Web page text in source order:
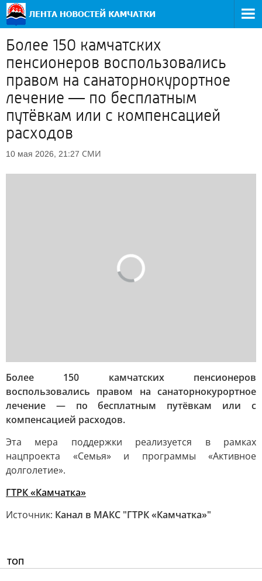
Более 150 камчатских
пенсионеров воспользовались
правом на санаторнокурортное
лечение — по бесплатным
путёвкам или с компенсацией
расходов
10 мая 2026, 21:27 СМИ
Более 150 камчатских пенсионеров
воспользовались правом на санаторнокурортное
лечение — по бесплатным путёвкам или с
компенсацией расходов.
Эта мера поддержки реализуется в рамках
нацпроекта «Семья» и программы «Активное
долголетие».
ГТРК «Камчатка»
Источник: Канал в МАКС "ГТРК «Камчатка»"
ТОП